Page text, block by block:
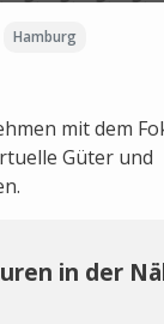
Hamburg
mit dem
Güter und
in der